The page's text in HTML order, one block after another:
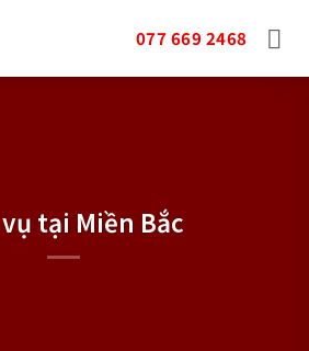
077 669 2468
tại Miền Bắc